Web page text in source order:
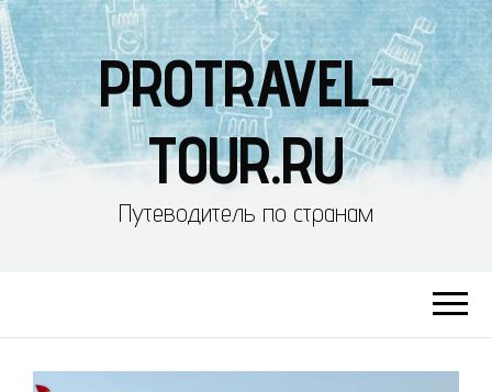
PROTRAVEL-
TOUR.RU
Путеводитель по странам